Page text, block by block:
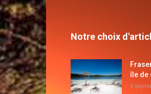
Notre choix
île de
5